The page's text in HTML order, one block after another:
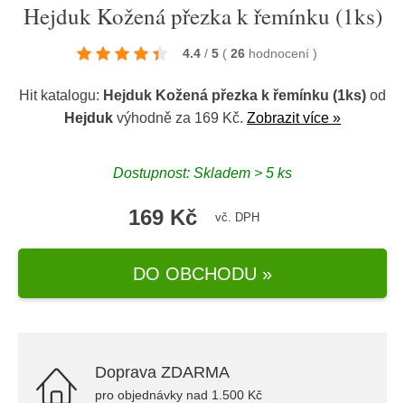
Hejduk Kožená přezka k řemínku (1ks)
4.4 / 5 ( 26 hodnocení )
Hit katalogu: Hejduk Kožená přezka k řemínku (1ks) od
Hejduk výhodně za 169 Kč. Zobrazit více »
Dostupnost: Skladem > 5 ks
169 Kč vč. DPH
DO OBCHODU »
Doprava ZDARMA
pro objednávky nad 1.500 Kč